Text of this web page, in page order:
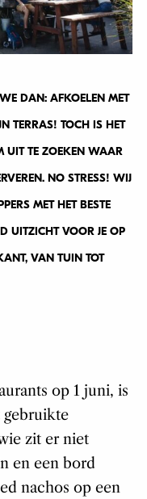
DAN: AFKOELEN MET
TERRAS! TOCH IS HET
UIT TE ZOEKEN WAAR
NO STRESS! WIJ
MET HET BESTE
UITZICHT VOOR JE OP
VAN TUIN TOT
op 1 juni, is
gebruikte
zit er niet
en een bord
nachos op een